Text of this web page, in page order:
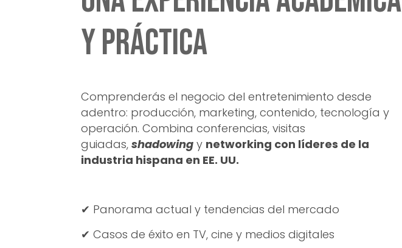
y práctica
Comprenderás el negocio del entretenimiento desde
adentro: producción, marketing, contenido, tecnología y
operación. Combina conferencias, visitas
guiadas, shadowing y networking con líderes de la
industria hispana en EE. UU.
✔ Panorama actual y tendencias del mercado
✔ Casos de éxito en TV, cine y medios digitales